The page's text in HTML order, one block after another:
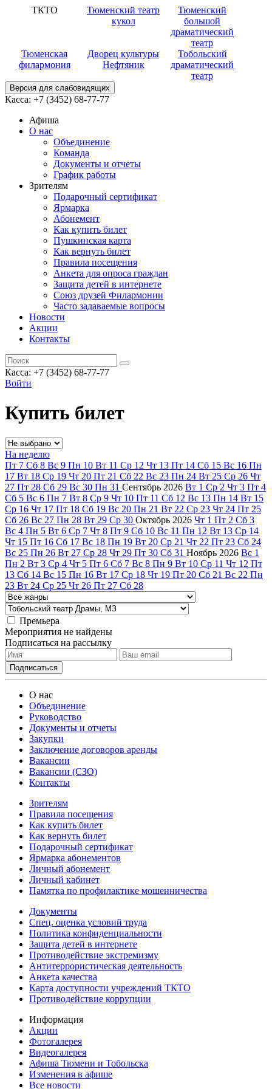
ТКТО
Тюменский театр
кукол
Тюменский
большой
драматический
театр
Тюменская
филармония
Дворец культуры
Нефтяник
Тобольский
драматический
театр
Версия для слабовидящих
Касса: +7 (3452) 68-77-77
Афиша
О нас
Объединение
Команда
Документы и отчеты
График работы
Зрителям
Подарочный сертификат
Ярмарка
Абонемент
Как купить билет
Пушкинская карта
Как вернуть билет
Правила посещения
Анкета для опроса граждан
Защита детей в интернете
Союз друзей Филармонии
Часто задаваемые вопросы
Новости
Акции
Контакты
Касса: +7 (3452) 68-77-77
Войти
Купить билет
На неделю
Пт 7 Сб 8 Вс 9 Пн 10 Вт 11 Ср 12 Чт 13 Пт 14 Сб 15 Вс 16 Пн
17 Вт 18 Ср 19 Чт 20 Пт 21 Сб 22 Вс 23 Пн 24 Вт 25 Ср 26 Чт
27 Пт 28 Сб 29 Вс 30 Пн 31 Сентябрь 2026 Вт 1 Ср 2 Чт 3 Пт 4
Сб 5 Вс 6 Пн 7 Вт 8 Ср 9 Чт 10 Пт 11 Сб 12 Вс 13 Пн 14 Вт 15
Ср 16 Чт 17 Пт 18 Сб 19 Вс 20 Пн 21 Вт 22 Ср 23 Чт 24 Пт 25
Сб 26 Вс 27 Пн 28 Вт 29 Ср 30 Октябрь 2026 Чт 1 Пт 2 Сб 3
Вс 4 Пн 5 Вт 6 Ср 7 Чт 8 Пт 9 Сб 10 Вс 11 Пн 12 Вт 13 Ср 14
Чт 15 Пт 16 Сб 17 Вс 18 Пн 19 Вт 20 Ср 21 Чт 22 Пт 23 Сб 24
Вс 25 Пн 26 Вт 27 Ср 28 Чт 29 Пт 30 Сб 31 Ноябрь 2026 Вс 1
Пн 2 Вт 3 Ср 4 Чт 5 Пт 6 Сб 7 Вс 8 Пн 9 Вт 10 Ср 11 Чт 12 Пт
13 Сб 14 Вс 15 Пн 16 Вт 17 Ср 18 Чт 19 Пт 20 Сб 21 Вс 22 Пн
23 Вт 24 Ср 25 Чт 26 Пт 27 Сб 28
Премьера
Мероприятия не найдены
Подписаться на рассылку
О нас
Объединение
Руководство
Документы и отчеты
Закупки
Заключение договоров аренды
Вакансии
Вакансии (СЗО)
Контакты
Зрителям
Правила посещения
Как купить билет
Как вернуть билет
Подарочный сертификат
Ярмарка абонементов
Личный абонемент
Личный кабинет
Памятка по профилактике мошенничества
Документы
Спец. оценка условий труда
Политика конфиденциальности
Защита детей в интернете
Противодействие экстремизму
Антитеррористическая деятельность
Анкета качества
Карта доступности учреждений ТКТО
Противодействие коррупции
Информация
Акции
Фотогалерея
Видеогалерея
Афиша Тюмени и Тобольска
Изменения в афише
Все новости